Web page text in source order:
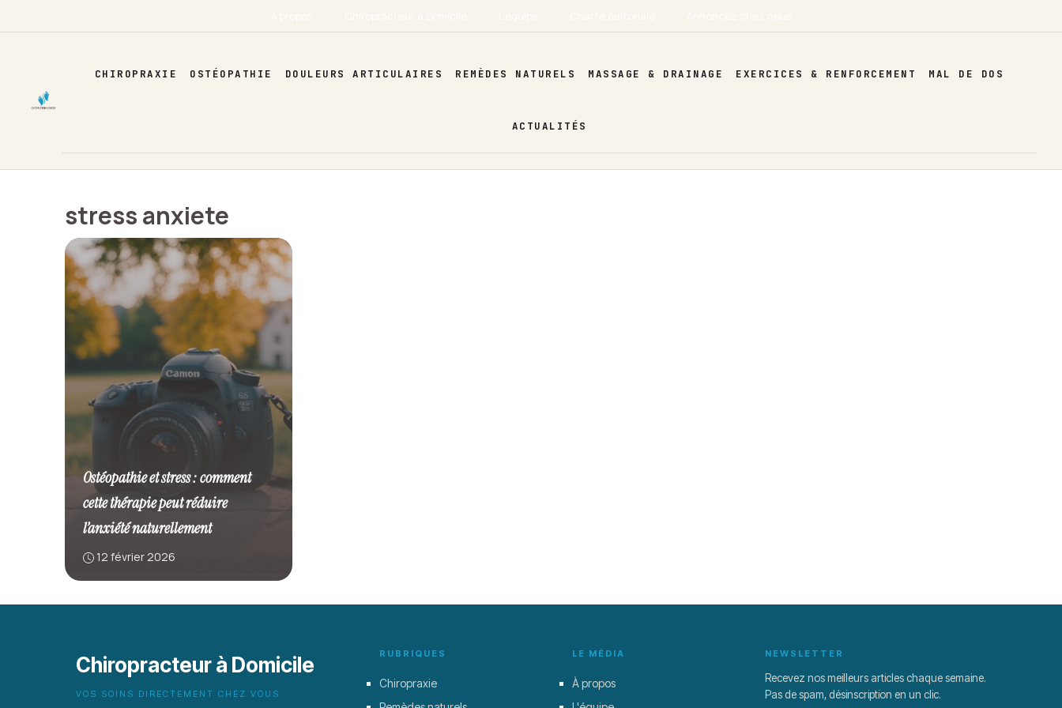
au
CHIROPRAXIE OSTÉOPATHIE DOULEURS ARTICULAIRES REMÈDES NATURELS MASSAGE & DRAINAGE EXERCICES & RENFORCEMENT MAL DE DOS
ACTUALITÉS
stress anxiete
Ostéopathie et stress : comment
cette thérapie peut réduire
l’anxiété naturellement
12 février 2026
Chiropracteur à Domicile
VOS SOINS DIRECTEMENT CHEZ VOUS
RUBRIQUES
Chiropraxie
LE MÉDIA
À propos
NEWSLETTER
Recevez nos meilleurs articles chaque semaine.
Pas de spam, désinscription en un clic.